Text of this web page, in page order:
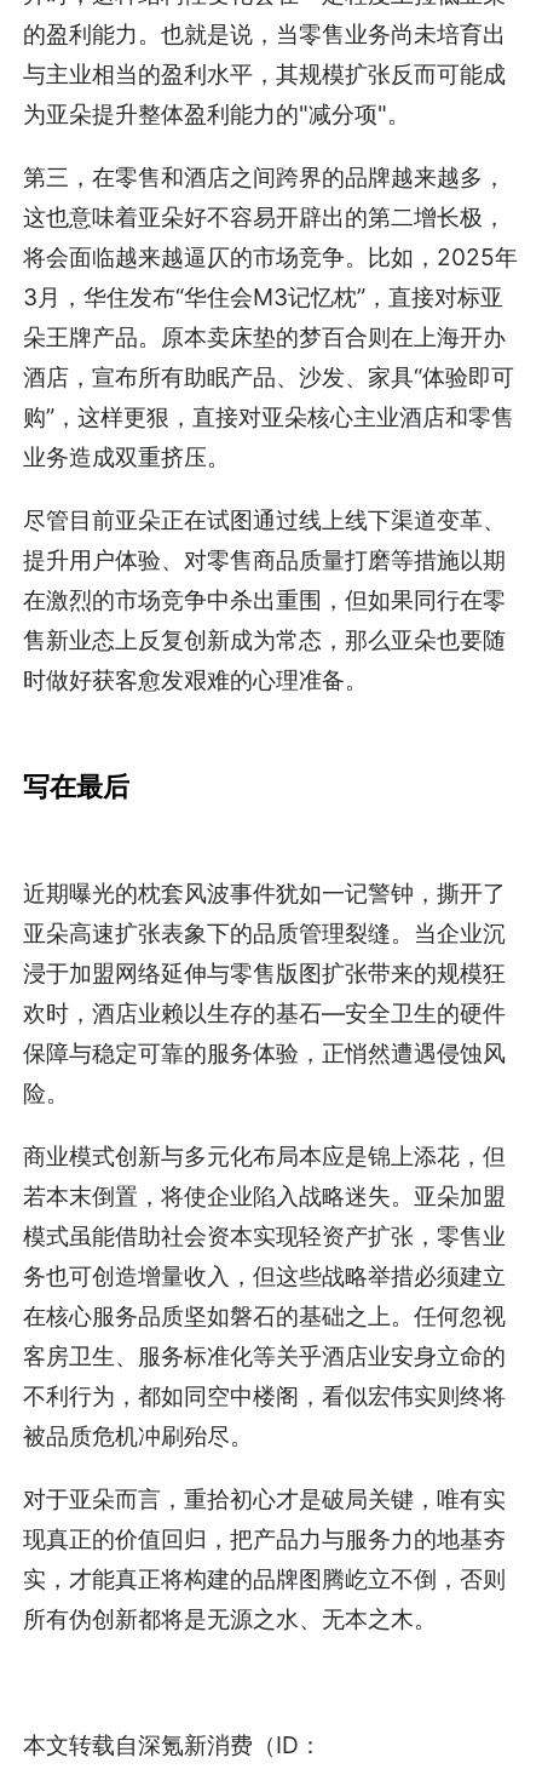
的盈利能力。也就是说，当零售业务尚未培育出
与主业相当的盈利水平，其规模扩张反而可能成
为亚朵提升整体盈利能力的"减分项"。
第三，在零售和酒店之间跨界的品牌越来越多，
这也意味着亚朵好不容易开辟出的第二增长极，
将会面临越来越逼仄的市场竞争。比如，2025年
3月，华住发布“华住会M3记忆枕”，直接对标亚
朵王牌产品。原本卖床垫的梦百合则在上海开办
酒店，宣布所有助眠产品、沙发、家具“体验即可
购”，这样更狠，直接对亚朵核心主业酒店和零售
业务造成双重挤压。
尽管目前亚朵正在试图通过线上线下渠道变革、
提升用户体验、对零售商品质量打磨等措施以期
在激烈的市场竞争中杀出重围，但如果同行在零
售新业态上反复创新成为常态，那么亚朵也要随
时做好获客愈发艰难的心理准备。
写在最后
近期曝光的枕套风波事件犹如一记警钟，撕开了
亚朵高速扩张表象下的品质管理裂缝。当企业沉
浸于加盟网络延伸与零售版图扩张带来的规模狂
欢时，酒店业赖以生存的基石—安全卫生的硬件
保障与稳定可靠的服务体验，正悄然遭遇侵蚀风
险。
商业模式创新与多元化布局本应是锦上添花，但
若本末倒置，将使企业陷入战略迷失。亚朵加盟
模式虽能借助社会资本实现轻资产扩张，零售业
务也可创造增量收入，但这些战略举措必须建立
在核心服务品质坚如磐石的基础之上。任何忽视
客房卫生、服务标准化等关乎酒店业安身立命的
不利行为，都如同空中楼阁，看似宏伟实则终将
被品质危机冲刷殆尽。
对于亚朵而言，重拾初心才是破局关键，唯有实
现真正的价值回归，把产品力与服务力的地基夯
实，才能真正将构建的品牌图腾屹立不倒，否则
所有伪创新都将是无源之水、无本之木。
本文转载自深氪新消费 （ID：